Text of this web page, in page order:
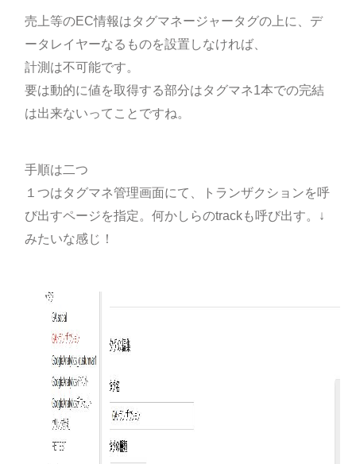
売上等のEC情報はタグマネージャータグの上に、デ
ータレイヤーなるものを設置しなければ、
計測は不可能です。
要は動的に値を取得する部分はタグマネ1本での完結
は出来ないってことですね。
手順は二つ
１つはタグマネ管理画面にて、トランザクションを呼
び出すページを指定。何かしらのtrackも呼び出す。↓
みたいな感じ！